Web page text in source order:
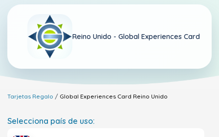
Reino Unido - Global Experiences Card
Tarjetas Regalo Global Experiences Card Reino Unido
Selecciona país de uso: